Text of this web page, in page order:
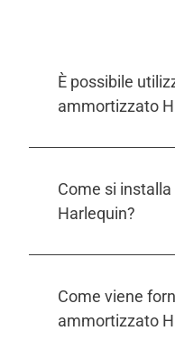
È possibile
ammortizzato
Come si
Harlequin?
Come viene
ammortizzato